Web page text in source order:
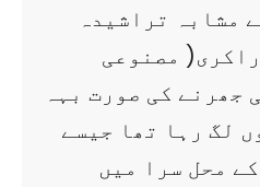
مشابہ تراشیدہ
مصنوعی
جھرنے کی صورت بہہ
لگ رہا تھا جیسے
محل سرا میں